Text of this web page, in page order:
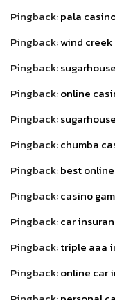
Pingback:pala
Pingback:wind
Pingback:
Pingback:online
Pingback:
Pingback:chumba
Pingback:best
Pingback:casino
Pingback:car
Pingback:triple aaa
Pingback:online car